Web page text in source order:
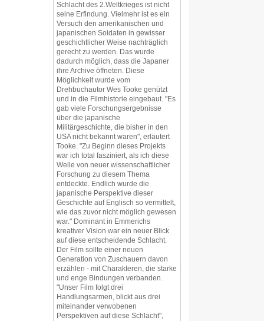
Schlacht des 2.Weltkrieges ist nicht
seine Erfindung. Vielmehr ist es ein
Versuch den amerikanischen und
japanischen Soldaten in gewisser
geschichtlicher Weise nachträglich
gerecht zu werden. Das wurde
dadurch möglich, dass die Japaner
ihre Archive öffneten. Diese
Möglichkeit wurde vom
Drehbuchautor Wes Tooke genützt
und in die Filmhistorie eingebaut. "Es
gab viele Forschungsergebnisse
über die japanische
Militärgeschichte, die bisher in den
USA nicht bekannt waren", erläutert
Tooke. "Zu Beginn dieses Projekts
war ich total fasziniert, als ich diese
Welle von neuer wissenschaftlicher
Forschung zu diesem Thema
entdeckte. Endlich wurde die
japanische Perspektive dieser
Geschichte auf Englisch so vermittelt,
wie das zuvor nicht möglich gewesen
war." Dominant in Emmerichs
kreativer Vision war ein neuer Blick
auf diese entscheidende Schlacht.
Der Film sollte einer neuen
Generation von Zuschauern davon
erzählen - mit Charakteren, die starke
und enge Bindungen verbanden.
"Unser Film folgt drei
Handlungsarmen, blickt aus drei
miteinander verwobenen
Perspektiven auf diese Schlacht",